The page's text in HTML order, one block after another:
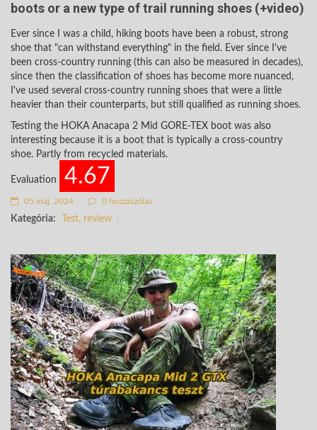
boots or a new type of trail running shoes (+video)
Ever since I was a child, hiking boots have been a robust, strong
shoe that "can withstand everything" in the field. Ever since I've
been cross-country running (this can also be measured in decades),
since then the classification of shoes has become more nuanced,
I've used several cross-country running shoes that were a little
heavier than their counterparts, but still qualified as running shoes.
Testing the HOKA Anacapa 2 Mid GORE-TEX boot was also
interesting because it is a boot that is typically a cross-country
shoe. Partly from recycled materials.
Evaluation 4.67
05 máj. 2024 0 hozzászólás
Kategória: Test, review